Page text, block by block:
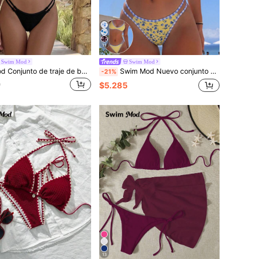
Swim Mod
Swim Mod Conjunto de traje de baño para mujer con tirantes finos & diseño de malla calada, decorado con cuentas de ámbar. Nueva llegada de moda & sexy para primavera y verano. Ideal para vacaciones en la playa, fiestas en la piscina, citas y viajes. Estética minimalista & de alta gama, tela texturizada, juvenil & ajustada.
11
Swim Mod
-21% Swim Mod Nuevo conjunto de bikini reversible de dos piezas con estampado floral y a cuadros, con cordón, tanga de corte sexy, parte superior con acolchado push-up y detalles contrastantes en amarillo, para playa, piscina, fiestas de cumpleaños. Conjunto de bikini a cuadros y floral para el verano, traje de baño floral, bikini amarillo, bikini estampado
$5.285
13